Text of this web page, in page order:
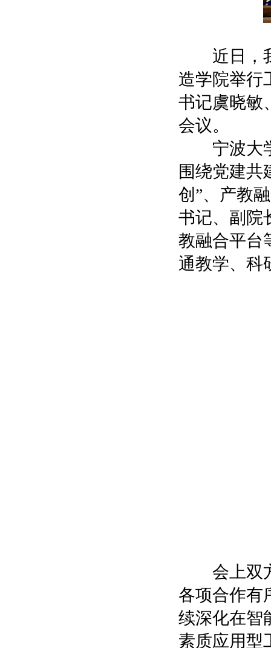
近日，我
造学院举行
书记虞晓敏
会议。
宁波大学
围绕党建共
创”、产教
书记、副院
教融合平台
通教学、科
会上双方
各项合作有
续深化在智
素质应用型